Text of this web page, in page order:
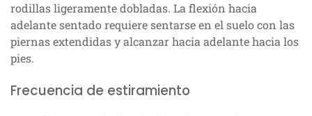
rodillas ligeramente dobladas. La flexión hacia
adelante sentado requiere sentarse en el suelo con las
piernas extendidas y alcanzar hacia adelante hacia los
pies.
Frecuencia de estiramiento